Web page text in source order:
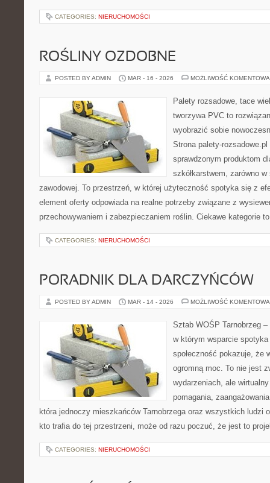
CATEGORIES: NIERUCHOMOŚCI
ROŚLINY OZDOBNE
POSTED BY ADMIN MAR - 16 - 2026 MOŻLIWOŚĆ
Palety rozsadowe, tace
tworzywa PVC to
wyobrazić sobie
Strona palety-
sprawdzonym produktom
szkółkarstwem, zarówno
zawodowej. To przestrzeń, w której użyteczność spotyka się z
element oferty odpowiada na realne potrzeby związane z
przechowywaniem i zabezpieczaniem roślin. Ciekawe kategorie
CATEGORIES: NIERUCHOMOŚCI
PORADNIK DLA DARCZYŃCÓW
POSTED BY ADMIN MAR - 14 - 2026 MOŻLIWOŚĆ
Sztab WOŚP Tarnobrzeg
w którym wsparcie
społeczność pokazuje, że
ogromną moc. To nie jest
wydarzeniach, ale
pomagania,
która jednoczy mieszkańców Tarnobrzega oraz wszystkich ludzi
kto trafia do tej przestrzeni, może od razu poczuć, że jest to
CATEGORIES: NIERUCHOMOŚCI